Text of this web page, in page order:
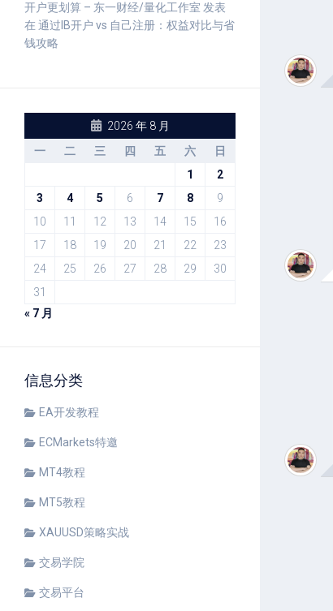
开户更划算 – 东一财经/量化工作室 发表
在 通过IB开户 vs 自己注册：权益对比与省
钱攻略
2026 年 8 月
一
二 三 四 五 六
日
1
2
3
4 5 6 7 8
9
10
11 12 13 14 15
16
17
18 19 20 21 22
23
24
25 26 27 28 29
30
31
« 7 月
信息分类
EA开发教程
ECMarkets特邀
MT4教程
MT5教程
XAUUSD策略实战
交易学院
交易平台